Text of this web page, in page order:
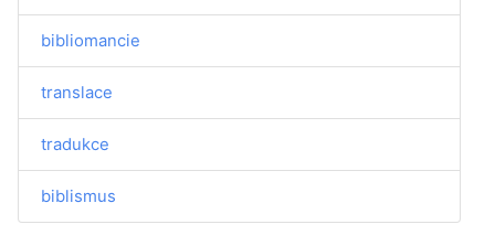
bibliomancie
translace
tradukce
biblismus